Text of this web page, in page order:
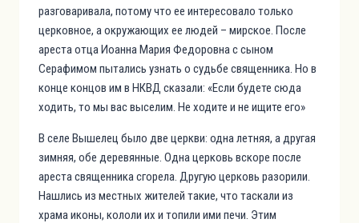
разговаривала, потому что ее интересовало только
церковное, а окружающих ее людей – мирское. После
ареста отца Иоанна Мария Федоровна с сыном
Серафимом пытались узнать о судьбе священника. Но в
конце концов им в НКВД сказали: «Если будете сюда
ходить, то мы вас выселим. Не ходите и не ищите его»
В селе Вышелец было две церкви: одна летняя, а другая
зимняя, обе деревянные. Одна церковь вскоре после
ареста священника сгорела. Другую церковь разорили.
Нашлись из местных жителей такие, что таскали из
храма иконы, кололи их и топили ими печи. Этим